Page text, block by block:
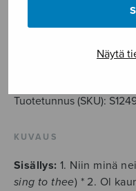
Näytä
LISÄÄ OSTOSKORIIN
Tuotetunnus (SKU):
KUVAUS
Sisällys: 1. Niin minä
sing to thee) * 2. Ol